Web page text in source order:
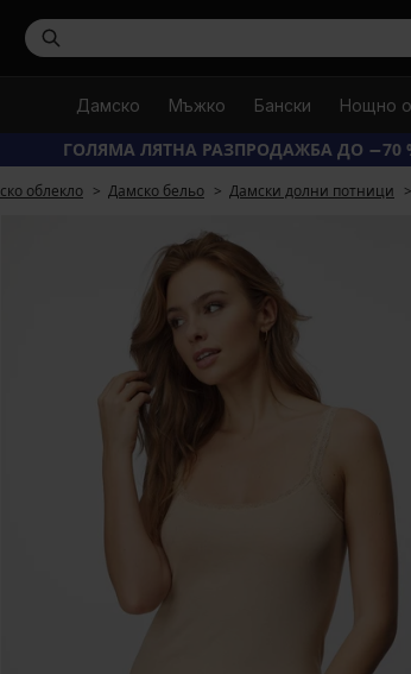
Дамско Мъжко Бански Нощно
ГОЛЯМА ЛЯТНА РАЗПРОДАЖБА ДО −70
облекло Дамско бельо Дамски долни потници